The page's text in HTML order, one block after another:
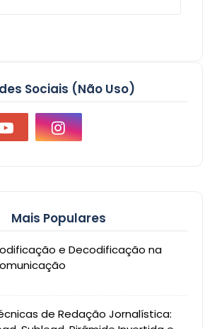
Sociais (Não Uso)
Mais Populares
e Decodificação na
de Redação Jornalística: